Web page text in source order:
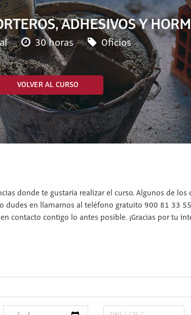
ADHESIVOS Y
30 horas Oficios
VOLVER AL CURSO
donde te gustaría realizar el curso. Algunos de
dudes en llamarnos al teléfono gratuito 900 81 33
contacto contigo lo antes posible. ¡Gracias por tu